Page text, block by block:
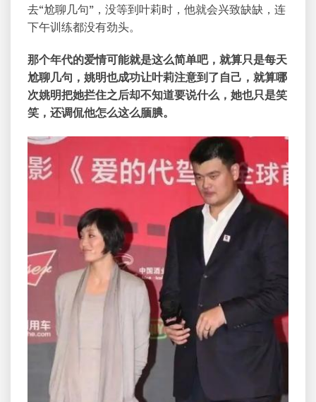
去“尬聊几句”，没等到叶莉时，他就会兴致缺缺，连
下午训练都没有劲头。
那个年代的爱情可能就是这么简单吧，就算只是每天
尬聊几句，姚明也成功让叶莉注意到了自己，就算哪
次姚明把她拦住之后却不知道要说什么，她也只是笑
笑，还调侃他怎么这么腼腆。